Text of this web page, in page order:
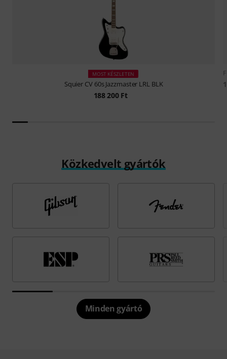
MOST KÉSZLETEN
Squier CV 60s Jazzmaster LRL BLK
188 200 Ft
Közkedvelt gyártók
Minden gyártó